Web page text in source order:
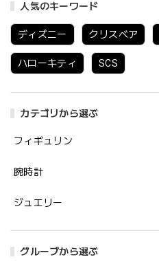
人気のキーワード
ディズニー クリスベア
ハローキティ SCS
カテゴリから選ぶ
フィギュリン
腕時計
ジュエリー
グループから選ぶ